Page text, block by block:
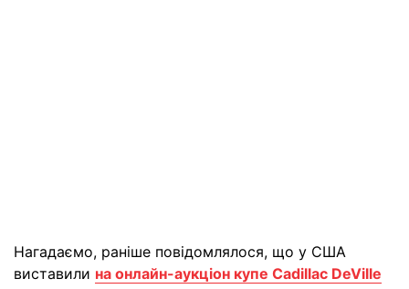
Нагадаємо, раніше повідомлялося, що у США
виставили на онлайн-аукціон купе Cadillac DeVille